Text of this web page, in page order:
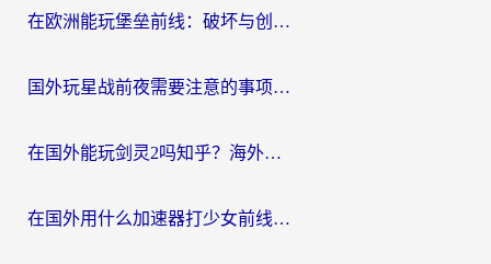
在欧洲能玩堡垒前线：破坏与创造吗？海外党国服游戏不卡顿的秘密
国外玩星战前夜需要注意的事项：一份来自老玩家的网络生存指南
在国外能玩剑灵2吗知乎？海外党亲测有效的国服游戏加速指南
在国外用什么加速器打少女前线：云图计划不卡？一个老玩家的掏心分享